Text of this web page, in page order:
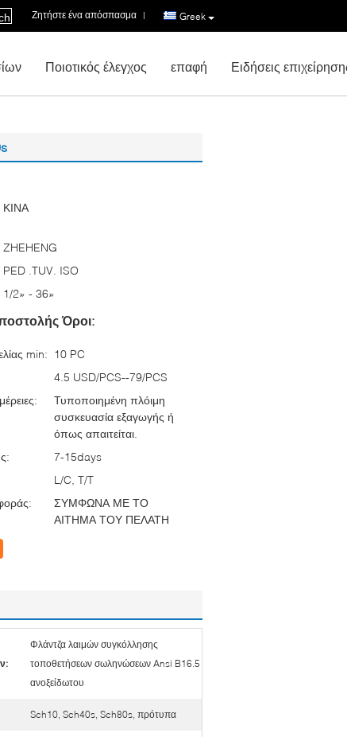
Greek
Ζητήστε ένα απόσπασμα |
Ποιοτικός έλεγχος επαφή Ειδήσεις
ΚΙΝΑ
ZHEHENG
PED .TUV. ISO
1/2» - 36»
Όροι:
min: 10 PC
4.5 USD/PCS--79/PCS
Τυποποιημένη πλόιμη
συσκευασία εξαγωγής ή
όπως απαιτείται.
7-15days
L/C, T/T
ΣΥΜΦΩΝΑ ΜΕ ΤΟ
ΑΙΤΗΜΑ ΤΟΥ ΠΕΛΑΤΗ
Φλάντζα λαιμών συγκόλλησης
τοποθετήσεων σωληνώσεων Ansi B16.5
ανοξείδωτου
Sch10, Sch40s, Sch80s, πρότυπα